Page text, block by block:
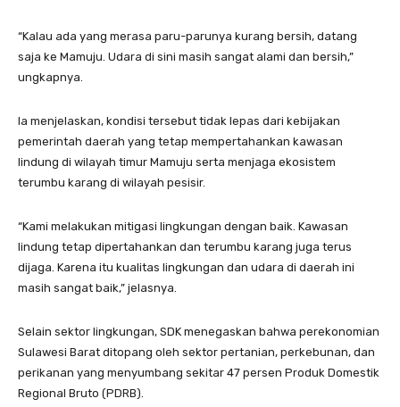
“Kalau ada yang merasa paru-parunya kurang bersih, datang
saja ke Mamuju. Udara di sini masih sangat alami dan bersih,”
ungkapnya.
Ia menjelaskan, kondisi tersebut tidak lepas dari kebijakan
pemerintah daerah yang tetap mempertahankan kawasan
lindung di wilayah timur Mamuju serta menjaga ekosistem
terumbu karang di wilayah pesisir.
“Kami melakukan mitigasi lingkungan dengan baik. Kawasan
lindung tetap dipertahankan dan terumbu karang juga terus
dijaga. Karena itu kualitas lingkungan dan udara di daerah ini
masih sangat baik,” jelasnya.
Selain sektor lingkungan, SDK menegaskan bahwa perekonomian
Sulawesi Barat ditopang oleh sektor pertanian, perkebunan, dan
perikanan yang menyumbang sekitar 47 persen Produk Domestik
Regional Bruto (PDRB).